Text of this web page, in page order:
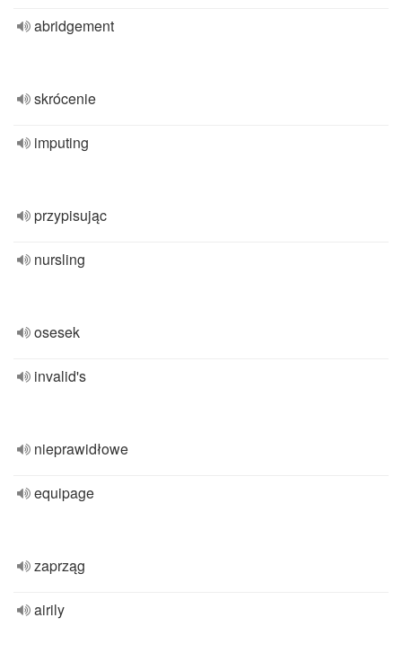
abridgement
skrócenie
imputing
przypisując
nursling
osesek
invalid's
nieprawidłowe
equipage
zaprząg
airily